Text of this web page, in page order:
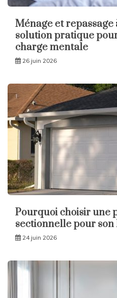
Ménage et repassage
solution pratique
charge mentale
26 juin 2026
Pourquoi choisir une
sectionnelle pour
24 juin 2026